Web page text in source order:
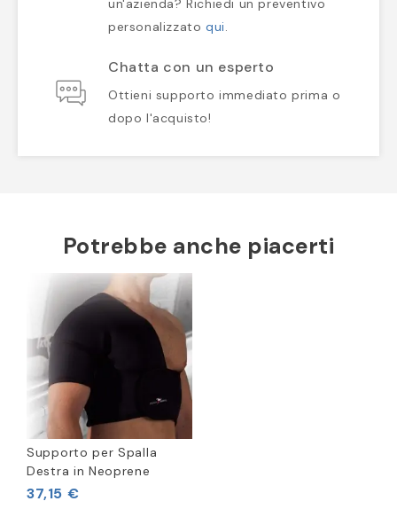
un'azienda? Richiedi un preventivo
personalizzato qui.
Chatta con un esperto
Ottieni supporto immediato prima o
dopo l'acquisto!
Potrebbe anche piacerti
Supporto per Spalla
Destra in Neoprene
37,15 €